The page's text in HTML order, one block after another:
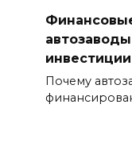
Почему